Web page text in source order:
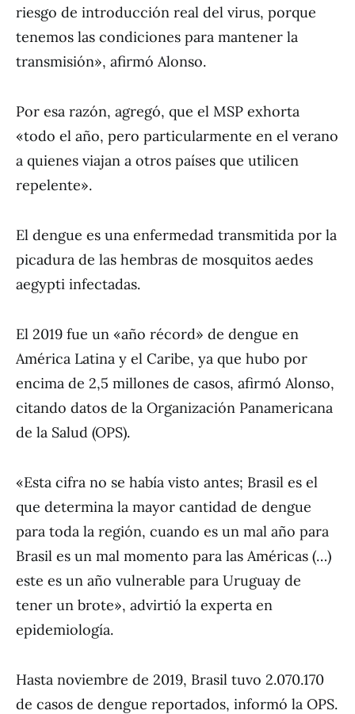
riesgo de introducción real del virus, porque
tenemos las condiciones para mantener la
transmisión», afirmó Alonso.
Por esa razón, agregó, que el MSP exhorta
«todo el año, pero particularmente en el verano
a quienes viajan a otros países que utilicen
repelente».
El dengue es una enfermedad transmitida por la
picadura de las hembras de mosquitos aedes
aegypti infectadas.
El 2019 fue un «año récord» de dengue en
América Latina y el Caribe, ya que hubo por
encima de 2,5 millones de casos, afirmó Alonso,
citando datos de la Organización Panamericana
de la Salud (OPS).
«Esta cifra no se había visto antes; Brasil es el
que determina la mayor cantidad de dengue
para toda la región, cuando es un mal año para
Brasil es un mal momento para las Américas (…)
este es un año vulnerable para Uruguay de
tener un brote», advirtió la experta en
epidemiología.
Hasta noviembre de 2019, Brasil tuvo 2.070.170
de casos de dengue reportados, informó la OPS.